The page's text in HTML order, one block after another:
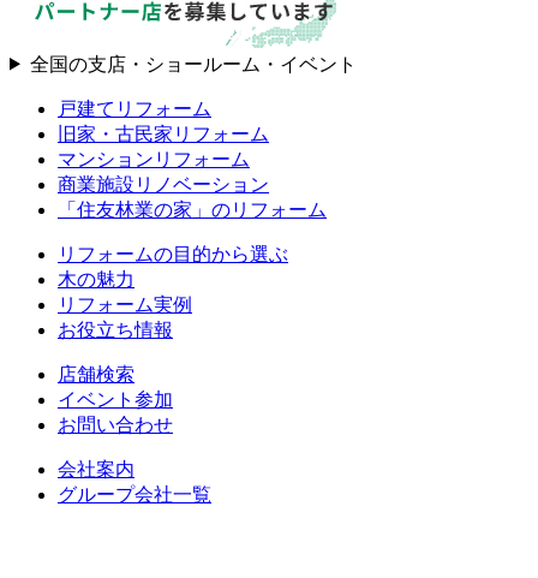
全国の支店・ショールーム・イベント
戸建てリフォーム
旧家・古民家リフォーム
マンションリフォーム
商業施設リノベーション
「住友林業の家」のリフォーム
リフォームの目的から選ぶ
木の魅力
リフォーム実例
お役立ち情報
店舗検索
イベント参加
お問い合わせ
会社案内
グループ会社一覧